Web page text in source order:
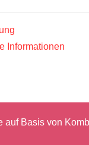
Informationen
auf Basis von